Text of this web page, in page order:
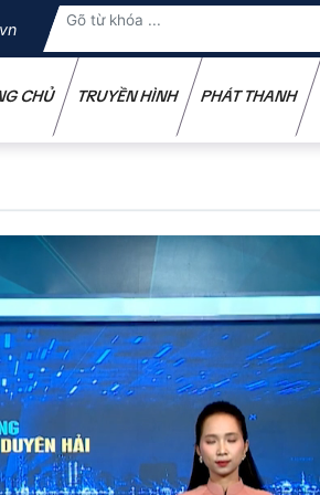
CHỦ TRUYỀN HÌNH PHÁT THANH